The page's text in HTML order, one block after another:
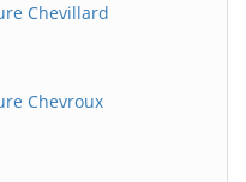
Chevillard
Chevroux